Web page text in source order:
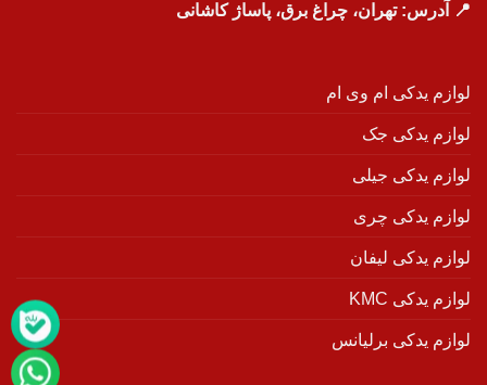
📍 آدرس: تهران، چراغ برق، پاساژ کاشانی
لوازم یدکی ام وی ام
لوازم یدکی جک
لوازم یدکی جیلی
لوازم یدکی چری
لوازم یدکی لیفان
لوازم یدکی KMC
لوازم یدکی برلیانس